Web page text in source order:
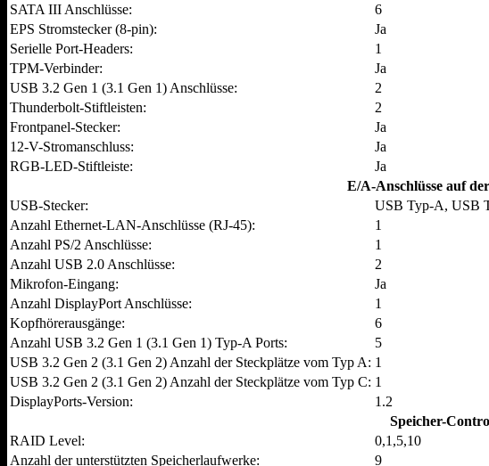
SATA III Anschlüsse:
6
EPS Stromstecker (8-pin):
Ja
Serielle Port-Headers:
1
TPM-Verbinder:
Ja
USB 3.2 Gen 1 (3.1 Gen 1) Anschlüsse:
2
Thunderbolt-Stiftleisten:
2
Frontpanel-Stecker:
Ja
12-V-Stromanschluss:
Ja
RGB-LED-Stiftleiste:
Ja
E/A-Anschlüsse auf
USB-Stecker:
USB Typ-A, USB
Anzahl Ethernet-LAN-Anschlüsse (RJ-45):
1
Anzahl PS/2 Anschlüsse:
1
Anzahl USB 2.0 Anschlüsse:
2
Mikrofon-Eingang:
Ja
Anzahl DisplayPort Anschlüsse:
1
Kopfhörerausgänge:
6
Anzahl USB 3.2 Gen 1 (3.1 Gen 1) Typ-A Ports:
5
USB 3.2 Gen 2 (3.1 Gen 2) Anzahl der Steckplätze vom Typ A: 1
USB 3.2 Gen 2 (3.1 Gen 2) Anzahl der Steckplätze vom Typ C: 1
DisplayPorts-Version:
1.2
Speicher-
RAID Level:
0,1,5,10
Anzahl der unterstützten Speicherlaufwerke:
9